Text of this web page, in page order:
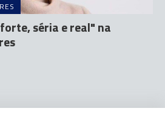
séria e real" na